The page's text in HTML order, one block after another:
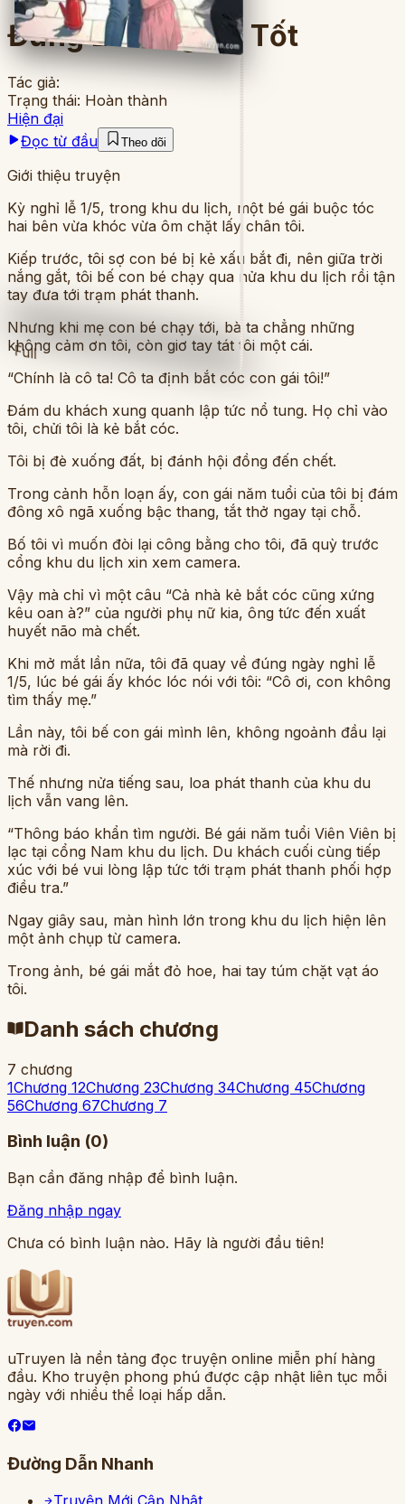
Full
Đừng Làm Người Tốt
Tác giả:
Trạng thái: Hoàn thành
Hiện đại
Đọc từ đầu
Theo dõi
Giới thiệu truyện
Kỳ nghỉ lễ 1/5, trong khu du lịch, một bé gái buộc tóc
hai bên vừa khóc vừa ôm chặt lấy chân tôi.
Kiếp trước, tôi sợ con bé bị kẻ xấu bắt đi, nên giữa trời
nắng gắt, tôi bế con bé chạy qua nửa khu du lịch rồi tận
tay đưa tới trạm phát thanh.
Nhưng khi mẹ con bé chạy tới, bà ta chẳng những
không cảm ơn tôi, còn giơ tay tát tôi một cái.
“Chính là cô ta! Cô ta định bắt cóc con gái tôi!”
Đám du khách xung quanh lập tức nổ tung. Họ chỉ vào
tôi, chửi tôi là kẻ bắt cóc.
Tôi bị đè xuống đất, bị đánh hội đồng đến chết.
Trong cảnh hỗn loạn ấy, con gái năm tuổi của tôi bị đám
đông xô ngã xuống bậc thang, tắt thở ngay tại chỗ.
Bố tôi vì muốn đòi lại công bằng cho tôi, đã quỳ trước
cổng khu du lịch xin xem camera.
Vậy mà chỉ vì một câu “Cả nhà kẻ bắt cóc cũng xứng
kêu oan à?” của người phụ nữ kia, ông tức đến xuất
huyết não mà chết.
Khi mở mắt lần nữa, tôi đã quay về đúng ngày nghỉ lễ
1/5, lúc bé gái ấy khóc lóc nói với tôi: “Cô ơi, con không
tìm thấy mẹ.”
Lần này, tôi bế con gái mình lên, không ngoảnh đầu lại
mà rời đi.
Thế nhưng nửa tiếng sau, loa phát thanh của khu du
lịch vẫn vang lên.
“Thông báo khẩn tìm người. Bé gái năm tuổi Viên Viên bị
lạc tại cổng Nam khu du lịch. Du khách cuối cùng tiếp
xúc với bé vui lòng lập tức tới trạm phát thanh phối hợp
điều tra.”
Ngay giây sau, màn hình lớn trong khu du lịch hiện lên
một ảnh chụp từ camera.
Trong ảnh, bé gái mắt đỏ hoe, hai tay túm chặt vạt áo
tôi.
Danh sách chương
7 chương
1Chương 12Chương 23Chương 34Chương 45Chương
56Chương 67Chương 7
Bình luận (0)
Bạn cần đăng nhập để bình luận.
Đăng nhập ngay
Chưa có bình luận nào. Hãy là người đầu tiên!
uTruyen là nền tảng đọc truyện online miễn phí hàng
đầu. Kho truyện phong phú được cập nhật liên tục mỗi
ngày với nhiều thể loại hấp dẫn.
Đường Dẫn Nhanh
Truyện Mới Cập Nhật